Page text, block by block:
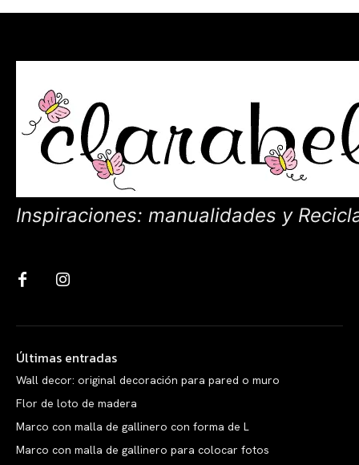
Inspiraciones: manualidades y
Últimas entradas
Wall decor: original decoración para pared o muro
Flor de loto de madera
Marco con malla de gallinero con forma de L
Marco con malla de gallinero para colocar fotos